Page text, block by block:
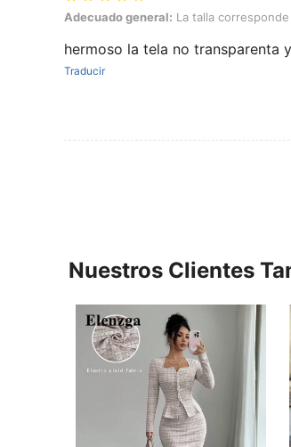
Adecuado general: La talla corresponde,
Adecuado general: La talla corresponde
hermoso la tela no transparenta
Traducir
Nuestros Clientes